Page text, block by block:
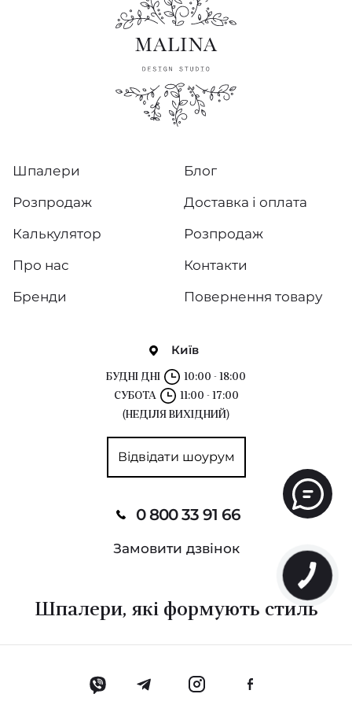
Київ
БУДНІ ДНІ
10:00 - 18:00
СУБОТА
11:00 - 17:00
(НЕДІЛЯ ВИХІДНИЙ)
Відвідати шоурум
0 800 33 91 66
Замовити дзвінок
Шпалери
Розпродаж
Калькулятор
Про нас
Бренди
Блог
Доставка і оплата
Розпродаж
Контакти
Повернення товару
Шпалери, які формують стиль